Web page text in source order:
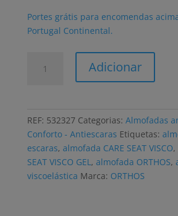
Portes grátis para encomendas
Portugal Continental.
CARE
com
Adicionar
REF: 532327 Categorias: Almofadas
Conforto - Antiescaras Etiquetas:
escaras, almofada CARE SEAT VISCO,
SEAT VISCO GEL, almofada ORTHOS,
viscoelástica Marca: ORTHOS